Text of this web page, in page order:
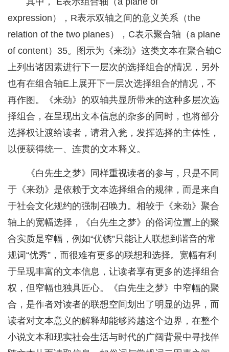
expression），R表示双轴之间的意义关系（the
relation of the two planes），C表示聚合轴（a plane
of content）35。图示为《来劲》这类文本在聚合轴C
上列出诸因素进行下一层次的选择组合的情况，另外
也有在组合轴E上展开下一层次选择组合的情况，不
再作图。《来劲》的双轴共显所带来的这种多层次选
择组合，在呈现出文本信息的杂多的同时，也将部分
选择权让渡给读者，请君入瓮，发挥选择的主体性，
以便获得统一、连贯的文本释义。
《白先生之梦》同样重视读者的参与，只是不同
于《来劲》是依赖于文本选择组合的规律，而是来自
于社会文化规约的强制召唤力。相较于《来劲》聚合
轴上的宽幅选择，《白先生之梦》的俗词位置上的聚
合实质是窄幅，例如“优锈”只能让人联想到谐音的常
规词“优秀”，而很难有更多的联想和选择。宽幅有利
于呈现丰富的文本信息，让读者享有更多的选择组合
权，但窄幅也独具匠心。《白先生之梦》中窄幅的聚
合，是作者对读者的联想空间划出了明显的边界，而
读者对文本意义的解释却能够跨越这个边界，在整个
小说文本和现实社会生活与时代的广阔背景中寻找伴